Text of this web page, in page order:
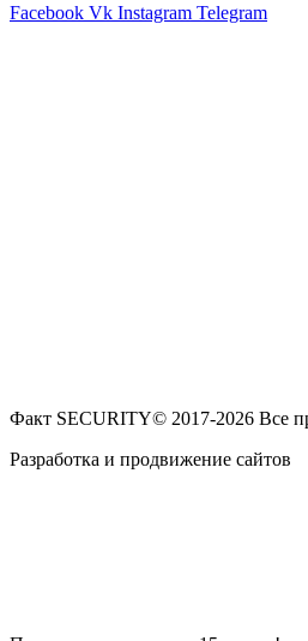
Facebook Vk Instagram Telegram
Факт SECURITY© 2017-2026 Все
Разработка и продвижение сайтов